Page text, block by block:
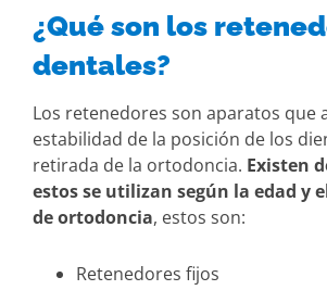
¿Qué son los
dentales?
Los retenedores son aparatos que
estabilidad de la posición de los
retirada de la ortodoncia. Existen
estos se utilizan según la edad y
de ortodoncia, estos son:
Retenedores fijos